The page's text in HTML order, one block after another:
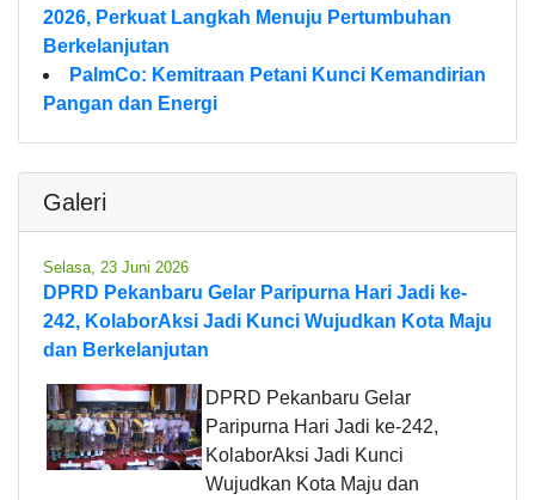
2026, Perkuat Langkah Menuju Pertumbuhan
Berkelanjutan
PalmCo: Kemitraan Petani Kunci Kemandirian
Pangan dan Energi
Galeri
Selasa, 23 Juni 2026
DPRD Pekanbaru Gelar Paripurna Hari Jadi ke-
242, KolaborAksi Jadi Kunci Wujudkan Kota Maju
dan Berkelanjutan
DPRD Pekanbaru Gelar
Paripurna Hari Jadi ke-242,
KolaborAksi Jadi Kunci
Wujudkan Kota Maju dan